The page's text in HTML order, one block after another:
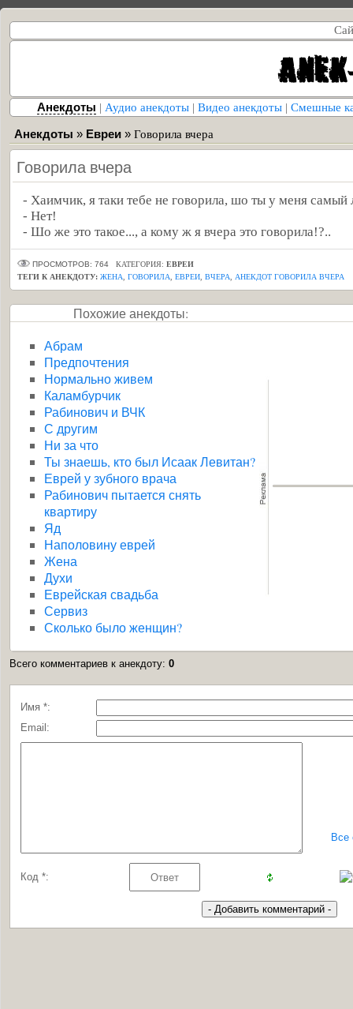
Анекдоты | Аудио анекдоты | Видео анекдоты | Смешные
Анекдоты » Евреи » Говорила вчера
Говорила вчера
- Хаимчик, я таки тебе не говорила, шо ты у меня
- Нет!
- Шо же это такое..., а кому ж я вчера это говорила!?..
ПРОСМОТРОВ: 764 КАТЕГОРИЯ: ЕВРЕИ
ТЕГИ К АНЕКДОТУ: ЖЕНА ГОВОРИЛА ЕВРЕИ ВЧЕРА АНЕКДОТ ГОВОРИЛА ВЧЕРА
Похожие анекдоты:
Абрам
Предпочтения
Нормально живем
Каламбурчик
Рабинович и ВЧК
С другим
Ни за что
Ты знаешь, кто был Исаак Левитан?
Еврей у зубного врача
Рабинович пытается снять
квартиру
Яд
Наполовину еврей
Жена
Духи
Еврейская свадьба
Сервиз
Сколько было женщин?
Всего комментариев к анекдоту: 0
Имя *:
Email:
Все
Код *: